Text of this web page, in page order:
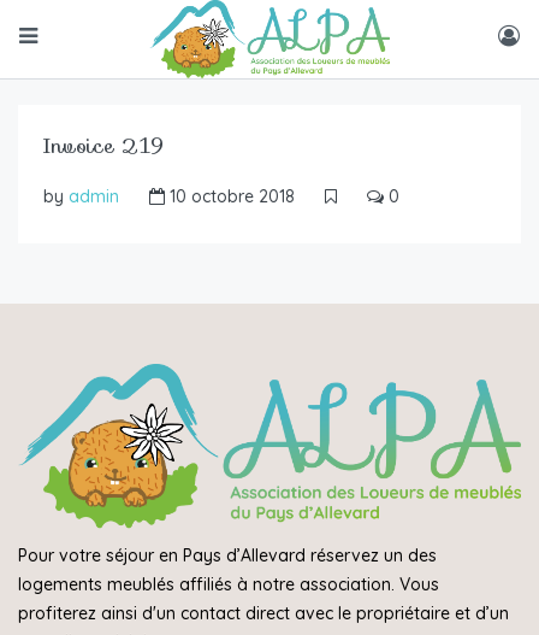
Invoice 219
by admin 10 octobre 2018 0
Pour votre séjour en Pays d’Allevard réservez un des
logements meublés affiliés à notre association. Vous
profiterez ainsi d'un contact direct avec le propriétaire et d’un